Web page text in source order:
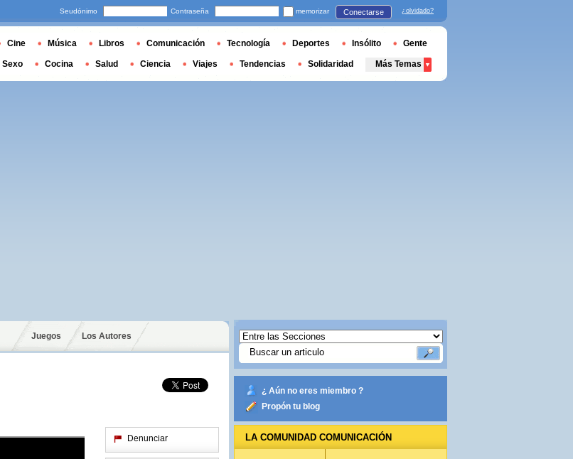
Juegos Los Autores
Denunciar
¿ Aún no eres miembro ?
Propón tu blog
LA COMUNIDAD COMUNICACIÓN
Seudónimo Contraseña memorizar Conectarse ¿olvidado?
Cine Música Libros Comunicación Tecnología Deportes Insólito Gente
Sexo Cocina Salud Ciencia Viajes Tendencias Solidaridad Más Temas